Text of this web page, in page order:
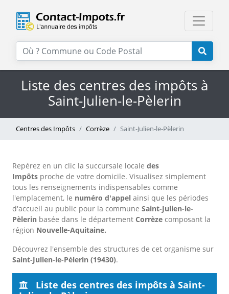
Liste des centres des impôts à
Saint-Julien-le-Pèlerin
Centres des Impôts Corrèze Saint-Julien-le-Pèlerin
Repérez en un clic la succursale locale des
Impôts proche de votre domicile. Visualisez simplement
tous les renseignements indispensables comme
l'emplacement, le numéro d'appel ainsi que les périodes
d'accueil au public pour la commune Saint-Julien-le-
Pèlerin basée dans le département Corrèze composant la
région Nouvelle-Aquitaine.
Découvrez l'ensemble des structures de cet organisme sur
Saint-Julien-le-Pèlerin (19430).
Liste des centres des impôts à Saint-